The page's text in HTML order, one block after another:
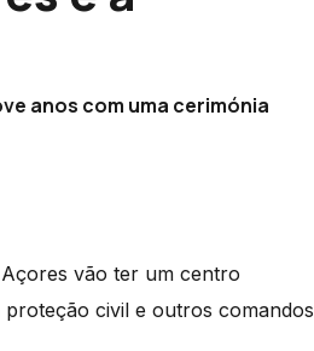
anos com uma cerimónia
vão ter um centro
civil e outros comandos